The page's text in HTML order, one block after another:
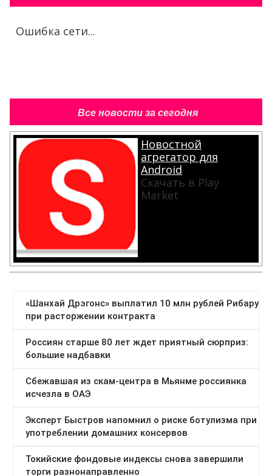
Ошибка сети...
Все новости за сегодня
Новостной
агрегатор для
Android
Скачать в Play
Market